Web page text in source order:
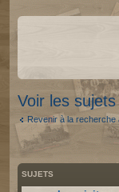
Voir les
Revenir à la recherche
SUJETS